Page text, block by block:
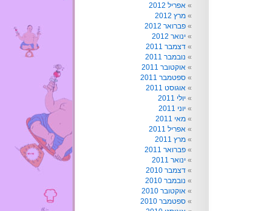
אפריל 2012
מרץ 2012
פברואר 2012
ינואר 2012
דצמבר 2011
נובמבר 2011
אוקטובר 2011
ספטמבר 2011
אוגוסט 2011
יולי 2011
יוני 2011
מאי 2011
אפריל 2011
מרץ 2011
פברואר 2011
ינואר 2011
דצמבר 2010
נובמבר 2010
אוקטובר 2010
ספטמבר 2010